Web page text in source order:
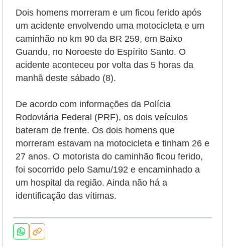
Dois homens morreram e um ficou ferido após
um acidente envolvendo uma motocicleta e um
caminhão no km 90 da BR 259, em Baixo
Guandu, no Noroeste do Espírito Santo. O
acidente aconteceu por volta das 5 horas da
manhã deste sábado (8).
De acordo com informações da Polícia
Rodoviária Federal (PRF), os dois veículos
bateram de frente. Os dois homens que
morreram estavam na motocicleta e tinham 26 e
27 anos. O motorista do caminhão ficou ferido,
foi socorrido pelo Samu/192 e encaminhado a
um hospital da região. Ainda não há a
identificação das vítimas.